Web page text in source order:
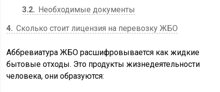
3.2
Необходимые документы
4 Сколько стоит лицензия на перевозку ЖБО
Аббревиатура ЖБО расшифровывается как жидкие
бытовые отходы. Это продукты жизнедеятельности
человека, они образуются: